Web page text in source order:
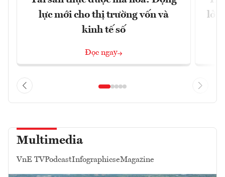
lực mới cho thị trường vốn và
kinh tế số
Đọc ngay
lở
Multimedia
VnE TVPodcastInfographicseMagazine